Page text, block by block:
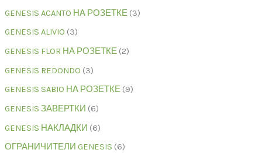
GENESIS ACANTO НА РОЗЕТКЕ 3
GENESIS ALIVIO 3
GENESIS FLOR НА РОЗЕТКЕ 2
GENESIS REDONDO 3
GENESIS SABIO НА РОЗЕТКЕ 9
GENESIS ЗАВЕРТКИ 6
GENESIS НАКЛАДКИ 6
ОГРАНИЧИТЕЛИ GENESIS 6